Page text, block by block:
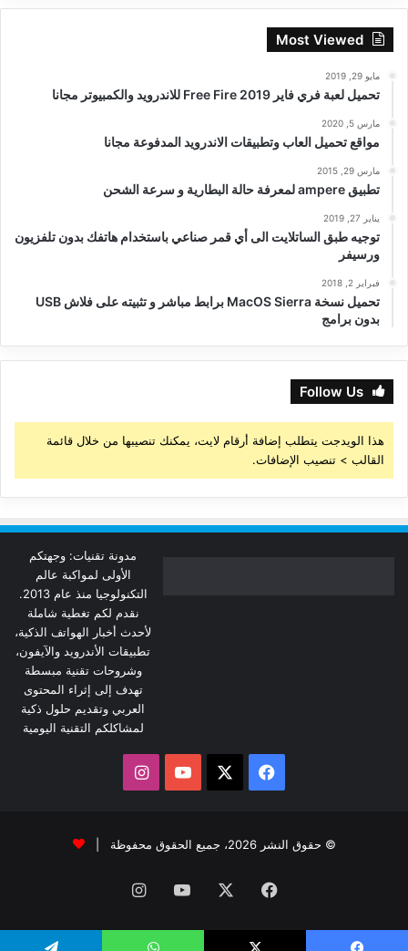
Most Viewed
مايو 29, 2019
تحميل لعبة فري فاير Free Fire 2019 للاندرويد والكمبيوتر مجانا
مارس 5, 2020
مواقع تحميل العاب وتطبيقات الاندرويد المدفوعة مجانا
مارس 29, 2015
تطبيق ampere لمعرفة حالة البطارية و سرعة الشحن
يناير 27, 2019
توجيه طبق الساتلايت الى أي قمر صناعي باستخدام هاتفك بدون تلفزيون
ورسيفر
فبراير 2, 2018
تحميل نسخة MacOS Sierra برابط مباشر و تثبيته على فلاش USB
بدون برامج
Follow Us
هذا الويدجت يتطلب إضافة أرقام لايت، يمكنك تنصيبها من خلال قائمة
القالب > تنصيب الإضافات.
مدونة تقنيات: وجهتكم
الأولى لمواكبة عالم
التكنولوجيا منذ عام 2013.
نقدم لكم تغطية شاملة
لأحدث أخبار الهواتف الذكية،
تطبيقات الأندرويد والآيفون،
وشروحات تقنية مبسطة
تهدف إلى إثراء المحتوى
العربي وتقديم حلول ذكية
لمشاكلكم التقنية اليومية
فيسبوك ‫YouTubeانستقرام
© حقوق النشر 2026، جميع الحقوق محفوظة |
فيسبوك ‫YouTubeانستقرام